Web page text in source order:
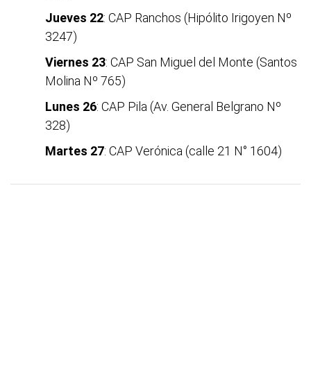
Jueves 22: CAP Ranchos (Hipólito Irigoyen Nº
3247)
Viernes 23: CAP San Miguel del Monte (Santos
Molina Nº 765)
Lunes 26: CAP Pila (Av. General Belgrano Nº
328)
Martes 27: CAP Verónica (calle 21 N° 1604)